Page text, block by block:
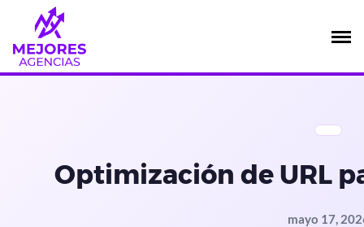
contenido
Optimización de URL
mayo 17,